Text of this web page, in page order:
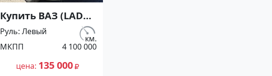
Купить ВАЗ (LADA)
Приора '2010
МКПП (1600/98 л.с.)
Бензин инжектор
Белореченск цвет
км.
4 100 000
Руль Левый
МКПП
цена 135 000